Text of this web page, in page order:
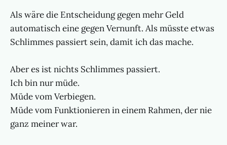
Als wäre die Entscheidung gegen mehr Geld
automatisch eine gegen Vernunft. Als müsste etwas
Schlimmes passiert sein, damit ich das mache.
Aber es ist nichts Schlimmes passiert.
Ich bin nur müde.
Müde vom Verbiegen.
Müde vom Funktionieren in einem Rahmen, der nie
ganz meiner war.